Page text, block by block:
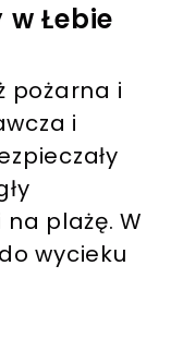
Łebie
pożarna i
i
plażę. W
wycieku